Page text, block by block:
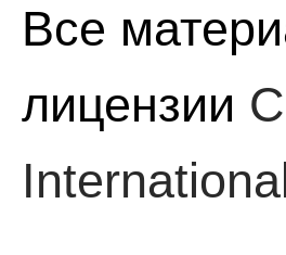
Все
лицензии